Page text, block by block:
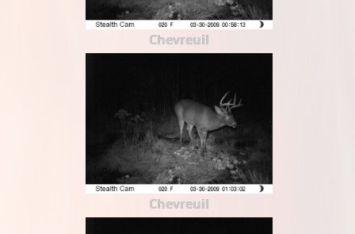
Chevreuil
Chevreuil